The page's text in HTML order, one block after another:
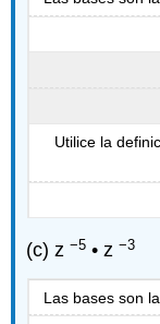
Utilice la
(c) z−5 • z−3
Las bases son